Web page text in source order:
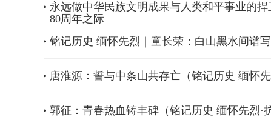
永远做中华民族文明成果与人类和平事业的
80周年之际
铭记历史 缅怀先烈｜童长荣：白山黑水间谱
唐淮源：誓与中条山共存亡（铭记历史 缅怀先
郭征：青春热血铸丰碑（铭记历史 缅怀先烈·